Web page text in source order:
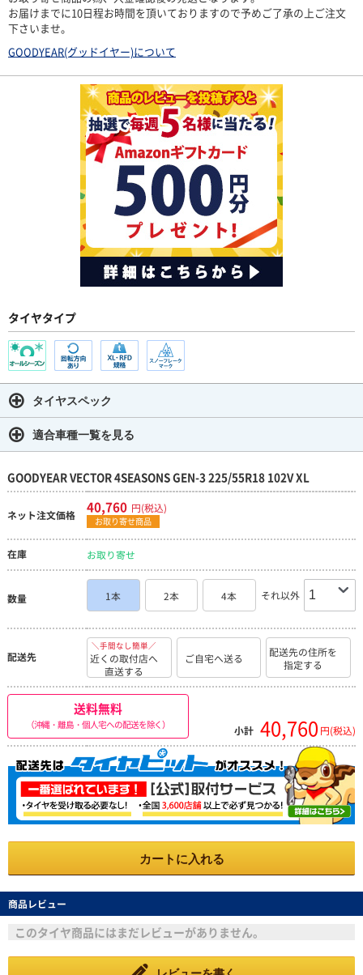
お届けまでに10日程お時間を頂いておりますので予めご了承の上ご注文
下さいませ。
GOODYEAR(グッドイヤー)について
タイヤタイプ
タイヤスペック
適合車種一覧を見る
GOODYEAR VECTOR 4SEASONS GEN-3 225/55R18 102V XL
ネット注文価格 40,760 円(税込)
お取り寄せ商品
在庫 お取り寄せ
数量 1本 2本 4本 それ以外
配送先
＼手間なし簡単／
近くの取付店へ
直送する
ご自宅へ送る
配送先の住所を
指定する
送料無料
（沖縄・離島・個人宅への配送を除く） 小計 40,760 円(税込)
カートに入れる
商品レビュー
このタイヤ商品にはまだレビューがありません。